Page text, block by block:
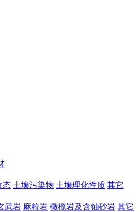
态 土壤污染物 土壤理化性质 其它
武岩 麻粒岩 橄榄岩及含铀砂岩 其它